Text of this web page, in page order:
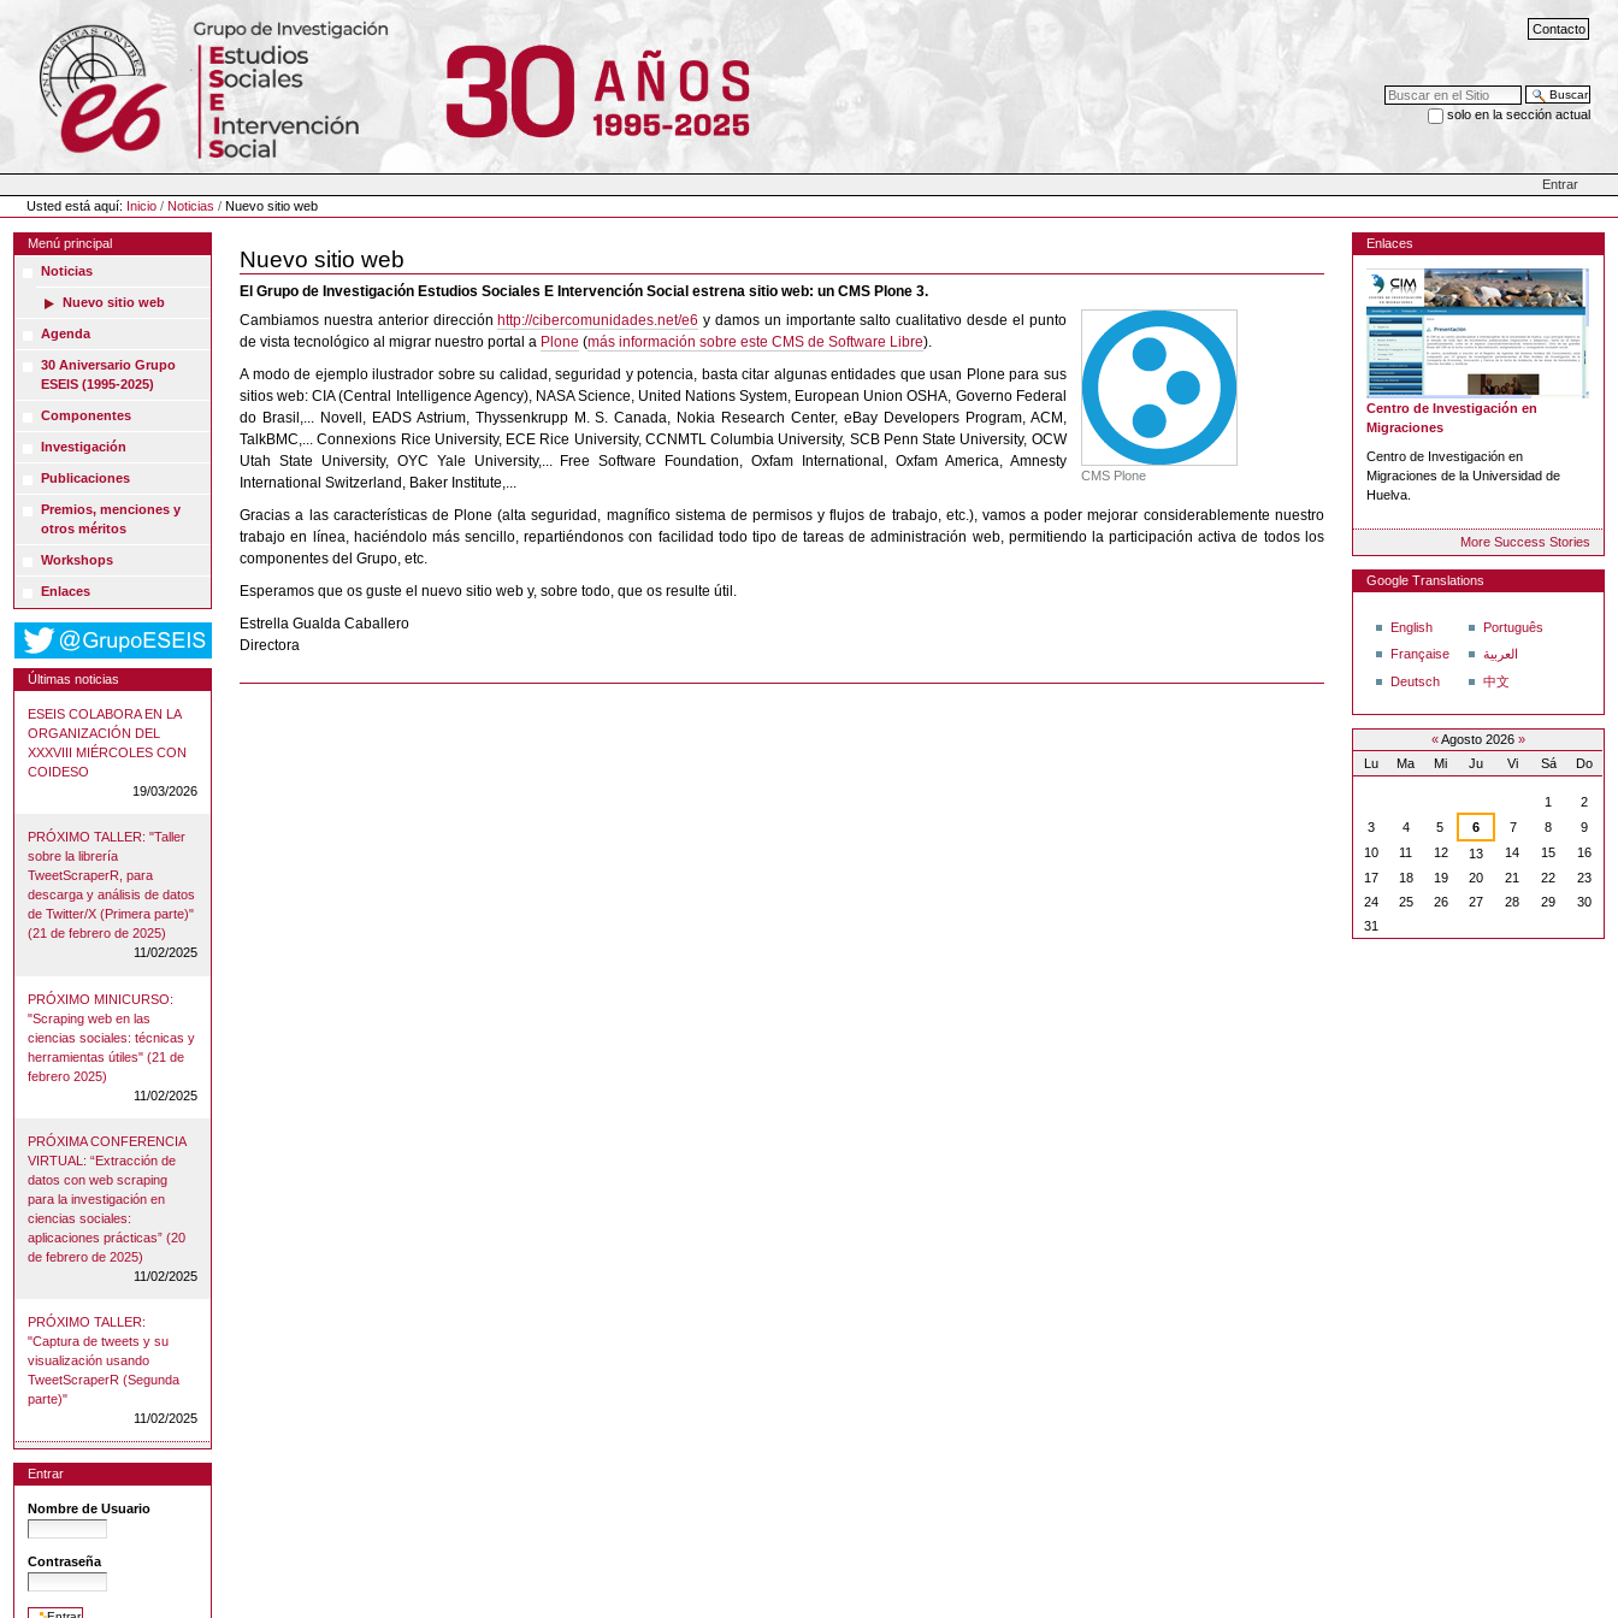
contenido.
navegación
Contacto
Buscar
solo en la sección actual
Herramientas
Personales
Entrar
Usted está aquí: Inicio /Noticias /Nuevo sitio web
Menú principal
Noticias
Nuevo sitio web
Agenda
30 Aniversario Grupo
ESEIS (1995-2025)
Componentes
Investigación
Publicaciones
Premios, menciones y
otros méritos
Workshops
Enlaces
Últimas noticias
ESEIS COLABORA EN LA
ORGANIZACIÓN DEL
XXXVIII MIÉRCOLES CON
COIDESO
19/03/2026
PRÓXIMO TALLER: "Taller
sobre la librería
TweetScraperR, para
descarga y análisis de datos
de Twitter/X (Primera parte)"
(21 de febrero de 2025)
11/02/2025
PRÓXIMO MINICURSO:
"Scraping web en las
ciencias sociales: técnicas y
herramientas útiles" (21 de
febrero 2025)
11/02/2025
PRÓXIMA CONFERENCIA
VIRTUAL: “Extracción de
datos con web scraping
para la investigación en
ciencias sociales:
aplicaciones prácticas” (20
de febrero de 2025)
11/02/2025
PRÓXIMO TALLER:
"Captura de tweets y su
visualización usando
TweetScraperR (Segunda
parte)"
11/02/2025
Entrar
Nombre de Usuario
Contraseña
Nuevo sitio web
El Grupo de Investigación Estudios Sociales E Intervención Social estrena sitio web: un CMS Plone 3.
CMS Plone
Cambiamos nuestra anterior dirección http://cibercomunidades.net/e6 y damos un importante salto cualitativo desde el punto
de vista tecnológico al migrar nuestro portal a Plone (más información sobre este CMS de Software Libre).
A modo de ejemplo ilustrador sobre su calidad, seguridad y potencia, basta citar algunas entidades que usan Plone para sus
sitios web: CIA (Central Intelligence Agency), NASA Science, United Nations System, European Union OSHA, Governo Federal
do Brasil,... Novell, EADS Astrium, Thyssenkrupp M. S. Canada, Nokia Research Center, eBay Developers Program, ACM,
TalkBMC,... Connexions Rice University, ECE Rice University, CCNMTL Columbia University, SCB Penn State University, OCW
Utah State University, OYC Yale University,... Free Software Foundation, Oxfam International, Oxfam America, Amnesty
International Switzerland, Baker Institute,...
Gracias a las características de Plone (alta seguridad, magnífico sistema de permisos y flujos de trabajo, etc.), vamos a poder mejorar considerablemente nuestro
trabajo en línea, haciéndolo más sencillo, repartiéndonos con facilidad todo tipo de tareas de administración web, permitiendo la participación activa de todos los
componentes del Grupo, etc.
Esperamos que os guste el nuevo sitio web y, sobre todo, que os resulte útil.
Estrella Gualda Caballero
Directora
Enlaces
Centro de Investigación en
Migraciones
Centro de Investigación en
Migraciones de la Universidad de
Huelva.
More Success Stories
Google Translations
English
Française
Deutsch
Português
العربية
中文
«Agosto 2026 »
Lu Ma Mi Ju Vi Sá Do
1
2
3
4 5 6 7 8
9
10
11 12 13 14 15
16
17
18 19 20 21 22
23
24
25 26 27 28 29
30
31